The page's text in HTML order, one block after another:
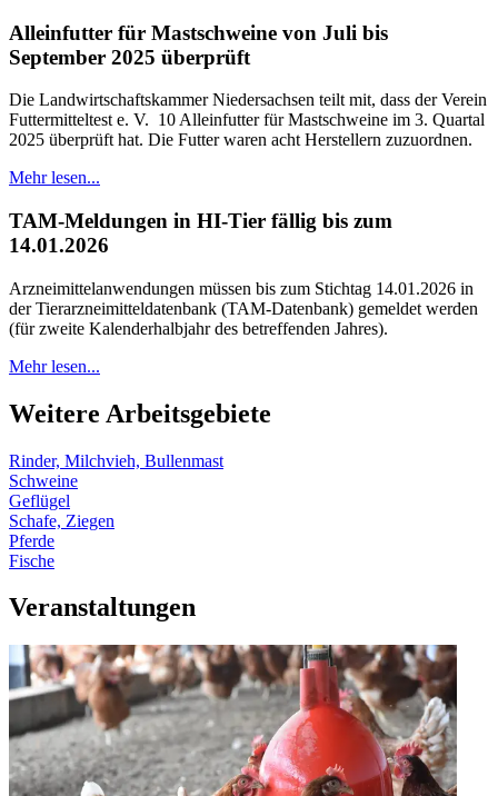
Alleinfutter für Mastschweine von Juli bis
September 2025 überprüft
Die Landwirtschaftskammer Niedersachsen teilt mit, dass der Verein
Futtermitteltest e. V. 10 Alleinfutter für Mastschweine im 3. Quartal
2025 überprüft hat. Die Futter waren acht Herstellern zuzuordnen.
Mehr lesen...
TAM-Meldungen in HI-Tier fällig bis zum
14.01.2026
Arzneimittelanwendungen müssen bis zum Stichtag 14.01.2026 in
der Tierarzneimitteldatenbank (TAM-Datenbank) gemeldet werden
(für zweite Kalenderhalbjahr des betreffenden Jahres).
Mehr lesen...
Weitere Arbeitsgebiete
Rinder, Milchvieh, Bullenmast
Schweine
Geflügel
Schafe, Ziegen
Pferde
Fische
Veranstaltungen